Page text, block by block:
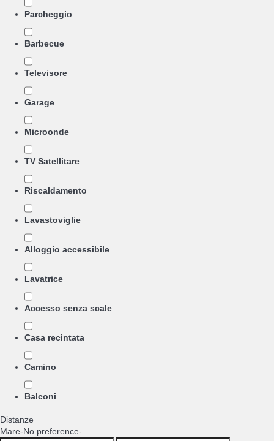
Parcheggio
Barbecue
Televisore
Garage
Microonde
TV Satellitare
Riscaldamento
Lavastoviglie
Alloggio accessibile
Lavatrice
Accesso senza scale
Casa recintata
Camino
Balconi
Distanze
Mare-No preference-